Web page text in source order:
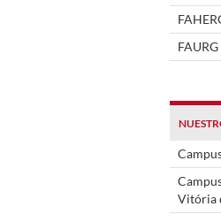
FAURG
Vitória